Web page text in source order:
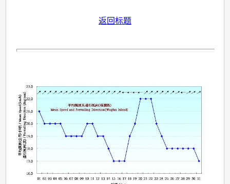
返回标题